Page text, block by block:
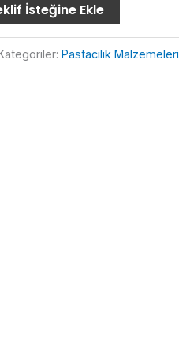
İsteğine Ekle
Pastacılık Malzemeleri